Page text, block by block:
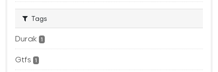
Tags
Durak 1
Gtfs 1